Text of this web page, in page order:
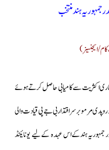
اکثریت سے کامیابی حاصل کرتےہوئے
مرمو برسراقتدار بی جے پی قیادت والی
ہندکےاس عہدہ کےلیے یونائیٹڈ